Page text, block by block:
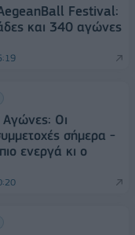
Festival:
και 340 αγώνες
Αγώνες: Οι
σήμερα -
ενεργά κι ο